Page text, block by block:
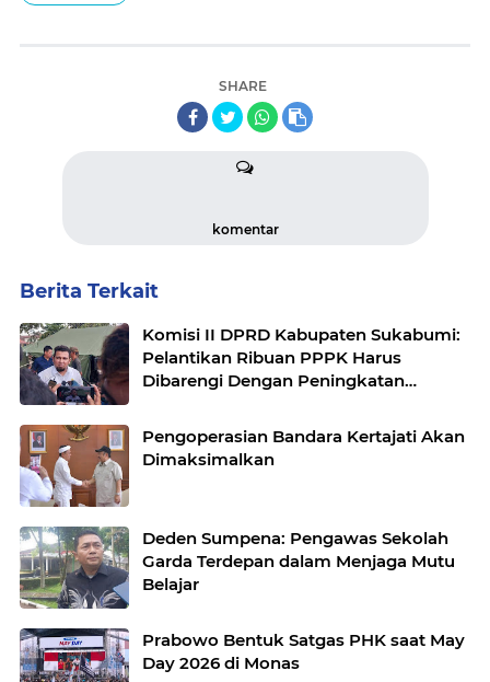
SHARE
komentar
Berita Terkait
Komisi II DPRD Kabupaten Sukabumi:
Pelantikan Ribuan PPPK Harus
Dibarengi Dengan Peningkatan
Pengoperasian Bandara Kertajati Akan
Dimaksimalkan
Deden Sumpena: Pengawas Sekolah
Garda Terdepan dalam Menjaga Mutu
Belajar
Prabowo Bentuk Satgas PHK saat May
Day 2026 di Monas